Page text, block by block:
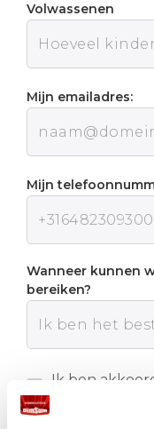
Volwassenen
Mijn emailadres:
Mijn
Wanneer kunnen
bereiken?
Ik ben